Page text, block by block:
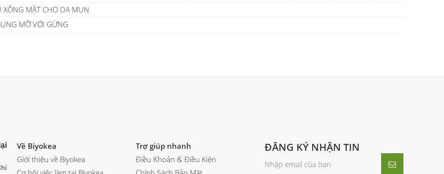
XÔNG MẶT CHO DA MỤN
MỠ VỚI GỪNG
Về Biyokea
Giới thiệu về Biyokea
Trợ giúp nhanh
Điều Khoản & Điều Kiện
ĐĂNG KÝ NHẬN TIN